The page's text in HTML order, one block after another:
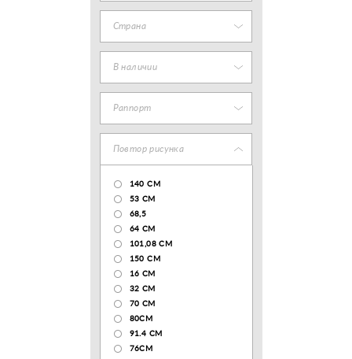
Страна
В наличии
Раппорт
Повтор рисунка
140 CM
53 СМ
68,5
64 СМ
101,08 CM
150 CM
16 СМ
32 СМ
70 CM
80СМ
91.4 СМ
76СМ